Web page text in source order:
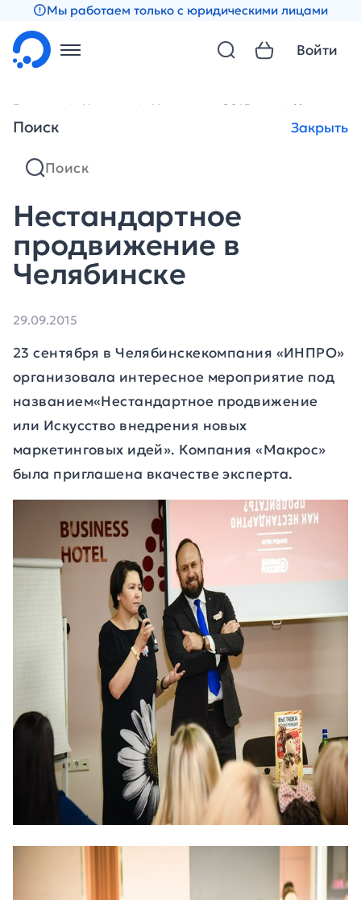
Мы работаем только с юридическими лицами
Поиск Закрыть
Войти
Главная Новости Новости за 2015 год
Нестандартное
продвижение в
Челябинске
29.09.2015
23 сентября в Челябинскекомпания «ИНПРО»
организовала интересное мероприятие под
названием«Нестандартное продвижение
или Искусство внедрения новых
маркетинговых идей». Компания «Макрос»
была приглашена вкачестве эксперта.